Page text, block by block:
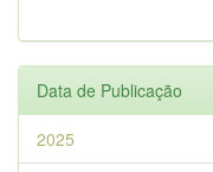
Data de Publicação
2025